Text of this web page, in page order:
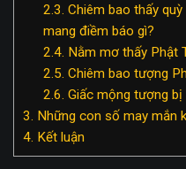
2.3. Chiêm bao thấy
mang điềm báo gì?
2.4. Nằm mơ thấy Phật
2.5. Chiêm bao tượng
2.6. Giấc mộng tượng bị
3. Những con số may mắn
4. Kết luận